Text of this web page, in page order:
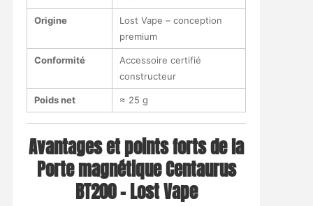
Origine
Lost Vape – conception
premium
Conformité
Accessoire certifié
constructeur
Poids net ≈ 25 g
Avantages et points forts de la
Porte magnétique Centaurus
BT200 – Lost Vape